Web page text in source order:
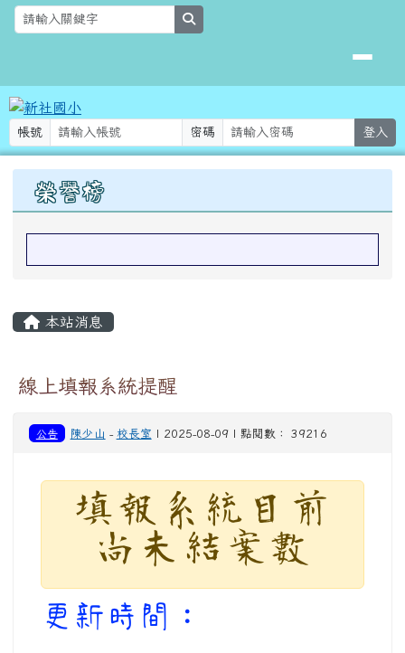
跳至主內容區
新社國小
帳號 密碼 登入
上中區域內容
榮譽榜
本站消息
線上填報系統提醒
公告 陳少山 - 校長室 | 2025-08-09 | 點閱數： 39216
填報系統目前
尚未結案數
更新時間：